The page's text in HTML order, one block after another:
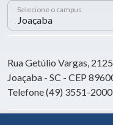
Selecione o campus
Rua Getúlio Vargas,
Joaçaba - SC - CEP
Telefone (49) 3551-2000